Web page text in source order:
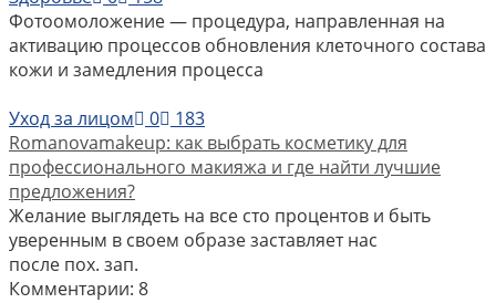
Фотоомоложение — процедура, направленная на
активацию процессов обновления клеточного состава
кожи и замедления процесса
Уход за лицом
0
183
Romanovamakeup: как выбрать косметику для
профессионального макияжа и где найти лучшие
предложения?
Желание выглядеть на все сто процентов и быть
уверенным в своем образе заставляет нас
после пох. зап.
Комментарии: 8